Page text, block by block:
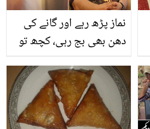
نماز پڑھ رہے اور گانے کی
دھن بھی بج رہی، کچھ تو
نماز کے وقت گانا لگانے پر
اداکار خالد انعم پھٹ پڑے